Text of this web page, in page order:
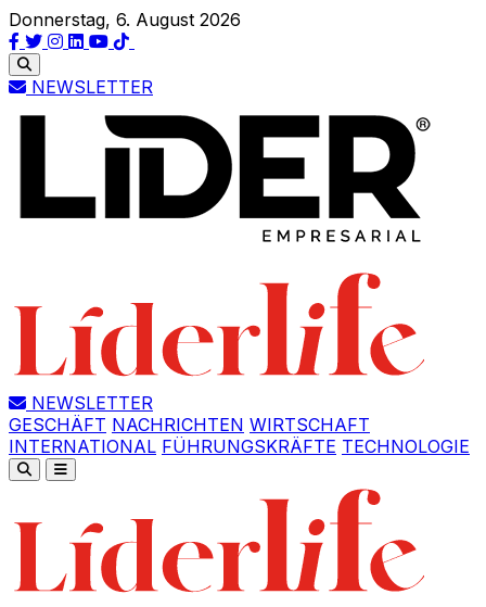
Donnerstag, 6. August 2026
NEWSLETTER
NEWSLETTER
GESCHÄFT NACHRICHTEN WIRTSCHAFT
INTERNATIONAL FÜHRUNGSKRÄFTE TECHNOLOGIE